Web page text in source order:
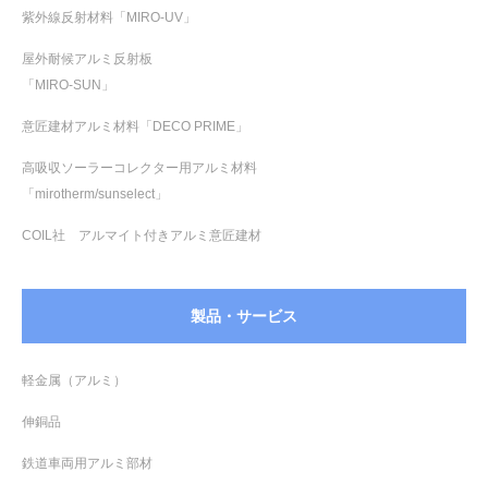
紫外線反射材料「MIRO-UV」
屋外耐候アルミ反射板
「MIRO-SUN」
意匠建材アルミ材料「DECO PRIME」
高吸収ソーラーコレクター用アルミ材料
「mirotherm/sunselect」
COIL社 アルマイト付きアルミ意匠建材
製品・サービス
軽金属（アルミ）
伸銅品
鉄道車両用アルミ部材